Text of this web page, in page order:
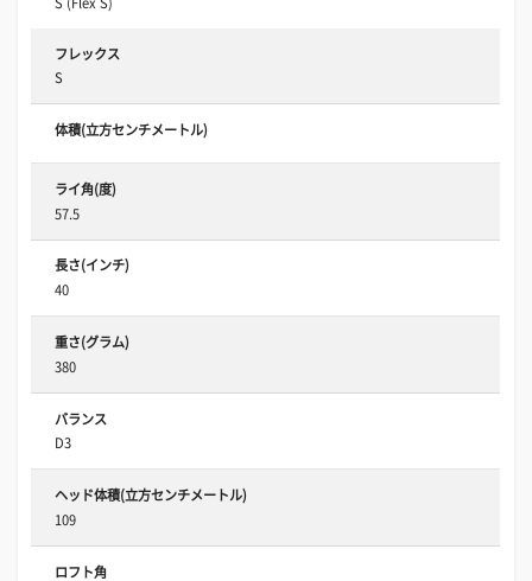
フレックス
S
体積(立方センチメートル)
ライ角(度)
57.5
長さ(インチ)
40
重さ(グラム)
380
バランス
D3
ヘッド体積(立方センチメートル)
109
ロフト角